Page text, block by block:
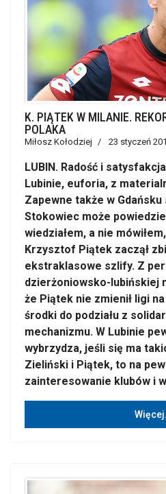
K. PIĄTEK W MILANIE.
POLAKA
Miłosz Kołodziej 23 styczeń
LUBIN. Radość i
Lubinie, euforia, z
Zapewne także w
Stokowiec może
wiedziałem, a nie
Krzysztof Piątek zaczął
ekstraklasowe szlify. Z
dzierżoniowsko-lubińskiej
że Piątek nie zmienił ligi
środki do podziału z
mechanizmu. W Lubinie
wybrzydza, jeśli się ma
Zieliński i Piątek, to na
zainteresowanie klubów i